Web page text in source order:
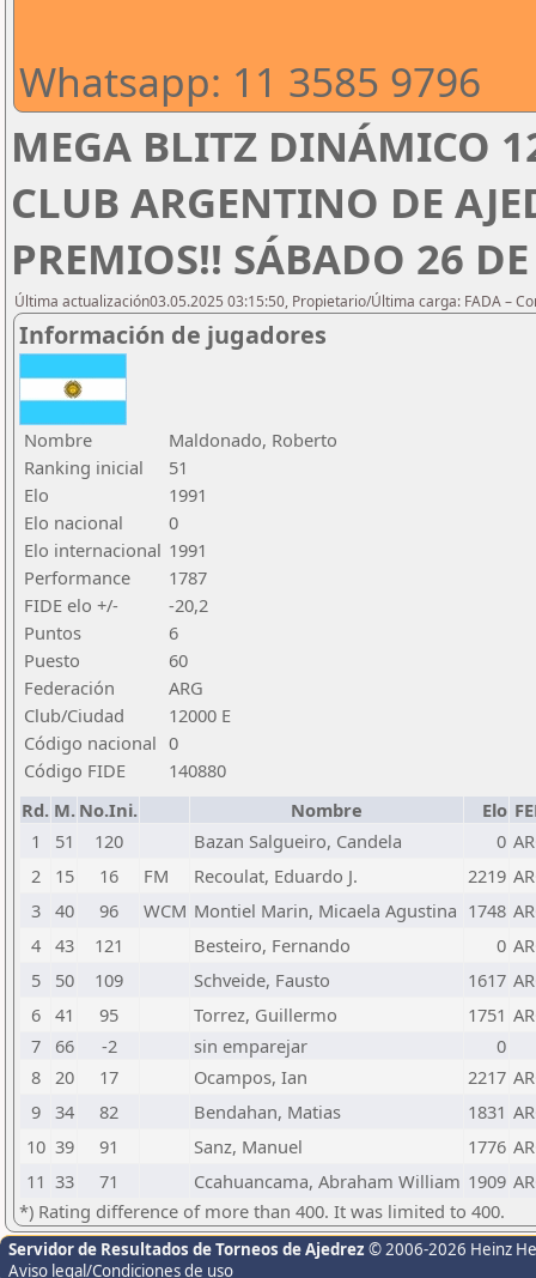
Whatsapp: 11 3585 9796
MEGA BLITZ DINÁMICO
CLUB ARGENTINO DE
PREMIOS!! SÁBADO 26
Última actualización03.05.2025 03:15:50, Propietario/Última carga: FADA –
Información de jugadores
Nombre
Maldonado, Roberto
Ranking inicial
51
Elo
1991
Elo nacional
0
Elo internacional 1991
Performance
1787
FIDE elo +/-
-20,2
Puntos
6
Puesto
60
Federación
ARG
Club/Ciudad
12000 E
Código nacional 0
Código FIDE
140880
Rd. M. No.Ini. Nombre Elo
1
51 120 Bazan Salgueiro, Candela 0
2
15 16 FM Recoulat, Eduardo J. 2219
3 40 96 WCM Montiel Marin, Micaela Agustina 1748
4 43 121 Besteiro, Fernando 0
5
50 109 Schveide, Fausto 1617
6 41 95 Torrez, Guillermo 1751
7
66 -2 sin emparejar
0
8 20 17 Ocampos, Ian 2217
9 34 82 Bendahan, Matias 1831
10 39 91 Sanz, Manuel 1776
11 33 71 Ccahuancama, Abraham William 1909
*) Rating difference of more than 400. It was limited to 400.
Servidor de Resultados de Torneos de Ajedrez © 2006-2026 Heinz
Aviso legal/Condiciones de uso